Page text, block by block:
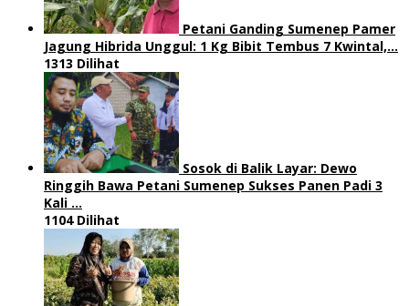
Petani Ganding Sumenep Pamer
Jagung Hibrida Unggul: 1 Kg Bibit Tembus 7 Kwintal,…
1313 Dilihat
Sosok di Balik Layar: Dewo
Ringgih Bawa Petani Sumenep Sukses Panen Padi 3
Kali …
1104 Dilihat